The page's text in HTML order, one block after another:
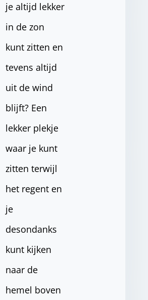
je altijd lekker
in de zon
kunt zitten en
tevens altijd
uit de wind
blijft? Een
lekker plekje
waar je kunt
zitten terwijl
het regent en
je
desondanks
kunt kijken
naar de
hemel boven